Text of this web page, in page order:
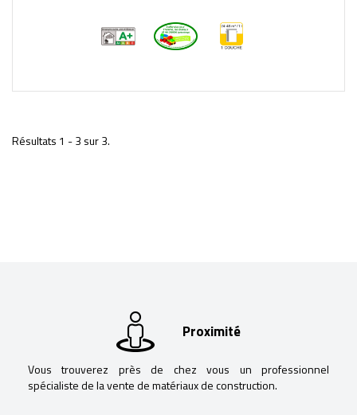
Résultats 1 - 3 sur 3.
Proximité
Vous trouverez près de chez vous un professionnel
spécialiste de la vente de matériaux de construction.